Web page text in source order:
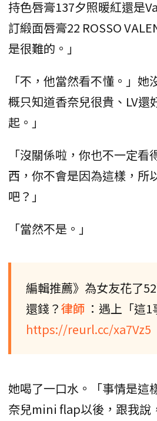
持色唇膏137夕照暖紅還是
訂緞面唇膏22 ROSSO
是很難的。」
「不，他當然看不懂。」
概只知道香奈兒很貴、LV還
起。」
「沒關係啦，你也不一定
西，你不會是因為這樣，所
吧？」
「當然不是。」
編輯推薦》為女友花了
還錢？律師 ：遇上「這1
https://reurl.cc/xa7Vz5
她喝了一口水。「事情是這
奈兒mini flap以後，跟我說